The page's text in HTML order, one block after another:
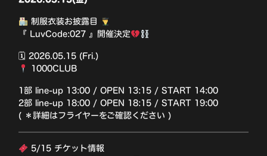
制服衣装お披露目
『 LuvCode:027 』開催決定
🗓 2026.05.15 (Fri.)
1000CLUB
1部 line-up 13:00 / OPEN 13:15 / START 14:00
2部 line-up 18:00 / OPEN 18:15 / START 19:00
( ＊詳細はフライヤーをご確認ください )
5/15 チケット情報